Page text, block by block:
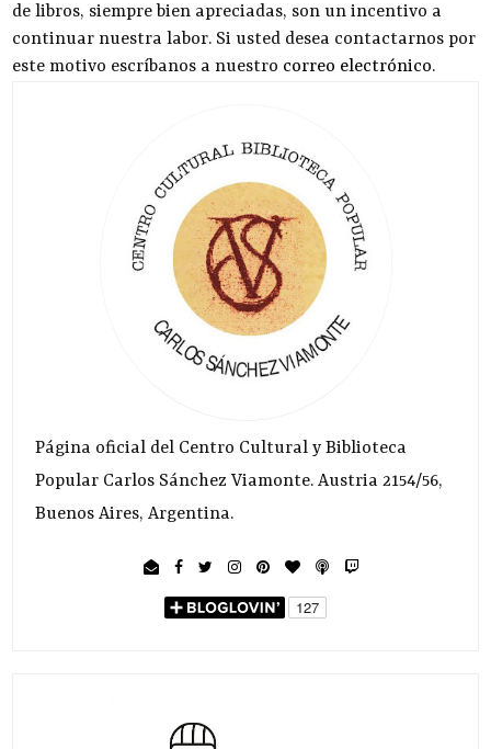
de libros, siempre bien apreciadas, son un incentivo a
continuar nuestra labor. Si usted desea contactarnos por
este motivo escríbanos a nuestro correo electrónico.
Página oficial del Centro Cultural y Biblioteca
Popular Carlos Sánchez Viamonte. Austria 2154/56,
Buenos Aires, Argentina.